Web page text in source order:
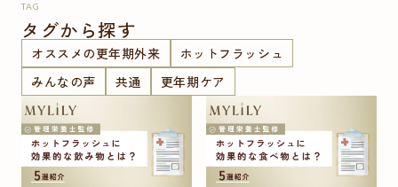
TAG
タグから探す
オススメの更年期外来
ホットフラッシュ
みんなの声
共通 更年期ケア